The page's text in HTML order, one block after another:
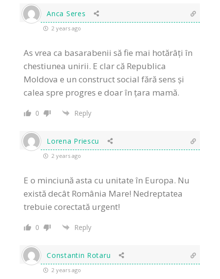
Anca Seres
2 years ago
As vrea ca basarabenii să fie mai hotărâți în
chestiunea unirii. E clar că Republica
Moldova e un construct social fără sens și
calea spre progres e doar în țara mamă.
0 Reply
Lorena Priescu
2 years ago
E o minciună asta cu unitate în Europa. Nu
există decât România Mare! Nedreptatea
trebuie corectată urgent!
0 Reply
Constantin Rotaru
2 years ago